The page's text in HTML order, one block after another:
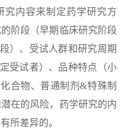
究内容来制定药学研究方
阶段（早期临床研究阶段
）、受试人群和研究周期
受试者）、品种特点（小
合物、普通制剂&特殊制
在的风险，药学研究的内
所差异的。